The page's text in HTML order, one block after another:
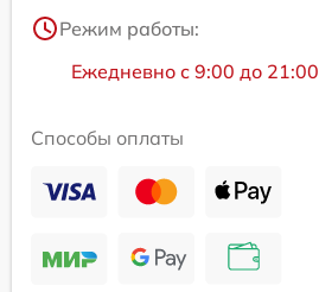
Режим работы:
Ежедневно с 9:00 до 21:00
Способы оплаты